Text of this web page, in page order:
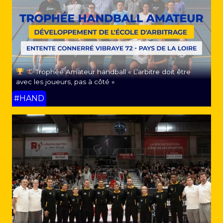
Trophée Amateur handball « L’arbitre doit être
avec les joueurs, pas à côté »
#HAND